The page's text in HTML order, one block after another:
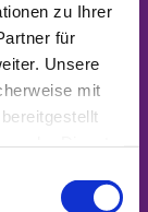
zu Ihrer
für
Unsere
mit